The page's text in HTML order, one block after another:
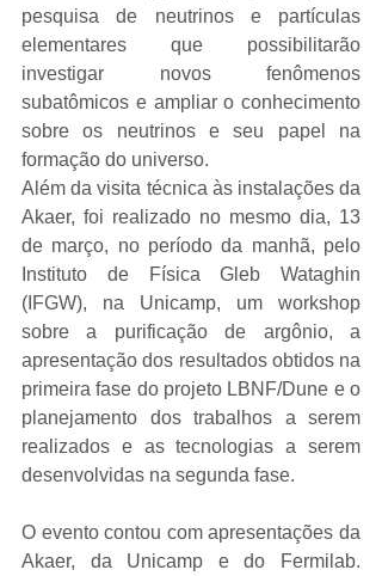
pesquisa de neutrinos e partículas
elementares que possibilitarão
investigar novos fenômenos
subatômicos e ampliar o conhecimento
sobre os neutrinos e seu papel na
formação do universo.
Além da visita técnica às instalações da
Akaer, foi realizado no mesmo dia, 13
de março, no período da manhã, pelo
Instituto de Física Gleb Wataghin
(IFGW), na Unicamp, um workshop
sobre a purificação de argônio, a
apresentação dos resultados obtidos na
primeira fase do projeto LBNF/Dune e o
planejamento dos trabalhos a serem
realizados e as tecnologias a serem
desenvolvidas na segunda fase.
O evento contou com apresentações da
Akaer, da Unicamp e do Fermilab.